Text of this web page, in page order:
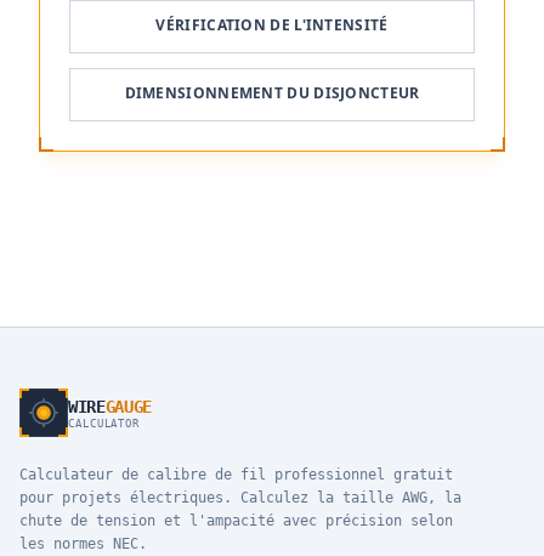
VÉRIFICATION DE L'INTENSITÉ
DIMENSIONNEMENT DU DISJONCTEUR
WIREGAUGE
CALCULATOR
Calculateur de calibre de fil professionnel gratuit
pour projets électriques. Calculez la taille AWG, la
chute de tension et l'ampacité avec précision selon
les normes NEC.